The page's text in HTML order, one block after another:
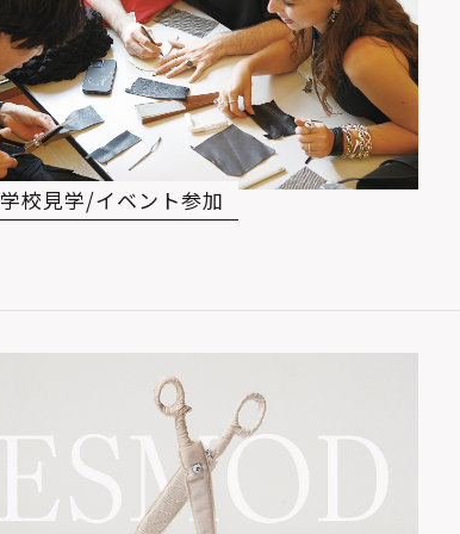
学校見学/イベント参加